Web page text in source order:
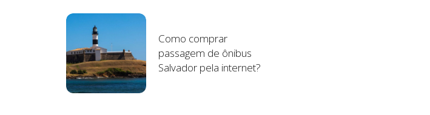
Como comprar
passagem de ônibus
Salvador pela internet?